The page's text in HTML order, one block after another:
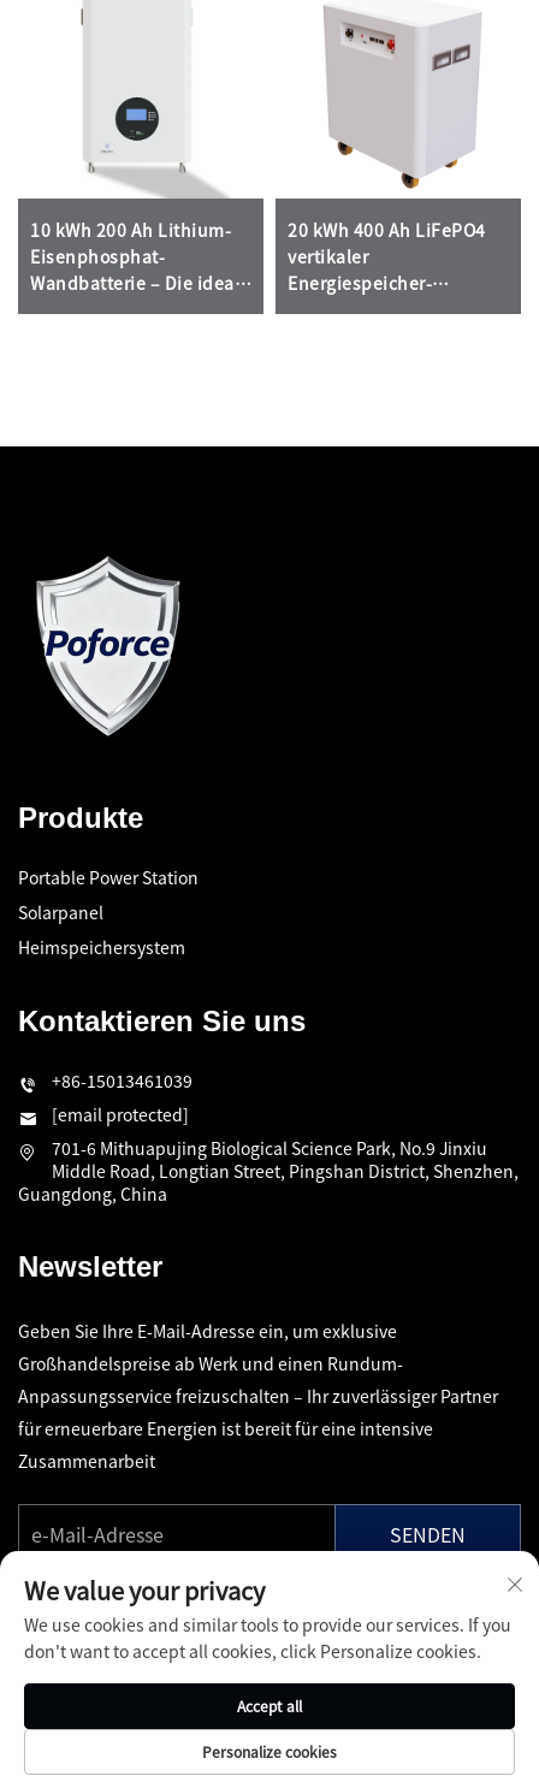
10 kWh 200 Ah Lithium-
Eisenphosphat-
Wandbatterie – Die ideale
Wahl für häusliche
20 kWh 400 Ah LiFePO4
vertikaler
Energiespeicher-
Batteriepack | Eine
Produkte
Portable Power Station
Solarpanel
Heimspeichersystem
Kontaktieren Sie uns
+86-15013461039
[email protected]
701-6 Mithuapujing Biological Science Park, No.9 Jinxiu
Middle Road, Longtian Street, Pingshan District, Shenzhen,
Guangdong, China
Newsletter
Geben Sie Ihre E-Mail-Adresse ein, um exklusive
Großhandelspreise ab Werk und einen Rundum-
Anpassungsservice freizuschalten – Ihr zuverlässiger Partner
für erneuerbare Energien ist bereit für eine intensive
Zusammenarbeit
SENDEN
Copyright © Shenzhen Pinfang Chuangfu Technology Co., Ltd.
Datenschutzrichtlinie
Kontakt Dienstleistungen
We value your privacy
We use cookies and similar tools to provide our services. If you
don't want to accept all cookies, click Personalize cookies.
Personalize cookies
Accept all